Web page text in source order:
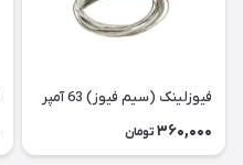
فیوزلینک (سیم فیوز) 63 آمپر
360,000 تومان